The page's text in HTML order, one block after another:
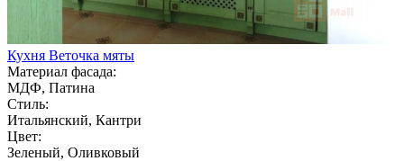
Кухня Веточка мяты
Материал фасада:
МДФ, Патина
Стиль:
Итальянский, Кантри
Цвет:
Зеленый, Оливковый